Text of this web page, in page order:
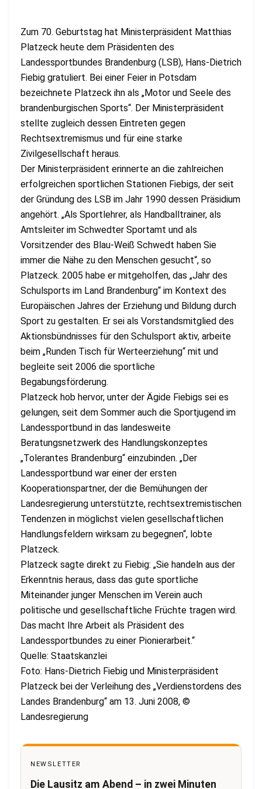
Zum 70. Geburtstag hat Ministerpräsident Matthias
Platzeck heute dem Präsidenten des
Landessportbundes Brandenburg (LSB), Hans-Dietrich
Fiebig gratuliert. Bei einer Feier in Potsdam
bezeichnete Platzeck ihn als „Motor und Seele des
brandenburgischen Sports“. Der Ministerpräsident
stellte zugleich dessen Eintreten gegen
Rechtsextremismus und für eine starke
Zivilgesellschaft heraus.
Der Ministerpräsident erinnerte an die zahlreichen
erfolgreichen sportlichen Stationen Fiebigs, der seit
der Gründung des LSB im Jahr 1990 dessen Präsidium
angehört. „Als Sportlehrer, als Handballtrainer, als
Amtsleiter im Schwedter Sportamt und als
Vorsitzender des Blau-Weiß Schwedt haben Sie
immer die Nähe zu den Menschen gesucht“, so
Platzeck. 2005 habe er mitgeholfen, das „Jahr des
Schulsports im Land Brandenburg“ im Kontext des
Europäischen Jahres der Erziehung und Bildung durch
Sport zu gestalten. Er sei als Vorstandsmitglied des
Aktionsbündnisses für den Schulsport aktiv, arbeite
beim „Runden Tisch für Werteerziehung“ mit und
begleite seit 2006 die sportliche
Begabungsförderung.
Platzeck hob hervor, unter der Ägide Fiebigs sei es
gelungen, seit dem Sommer auch die Sportjugend im
Landessportbund in das landesweite
Beratungsnetzwerk des Handlungskonzeptes
„Tolerantes Brandenburg“ einzubinden. „Der
Landessportbund war einer der ersten
Kooperationspartner, der die Bemühungen der
Landesregierung unterstützte, rechtsextremistischen
Tendenzen in möglichst vielen gesellschaftlichen
Handlungsfeldern wirksam zu begegnen“, lobte
Platzeck.
Platzeck sagte direkt zu Fiebig: „Sie handeln aus der
Erkenntnis heraus, dass das gute sportliche
Miteinander junger Menschen im Verein auch
politische und gesellschaftliche Früchte tragen wird.
Das macht Ihre Arbeit als Präsident des
Landessportbundes zu einer Pionierarbeit.“
Quelle: Staatskanzlei
Foto: Hans-Dietrich Fiebig und Ministerpräsident
Platzeck bei der Verleihung des „Verdienstordens des
Landes Brandenburg“ am 13. Juni 2008, ©
Landesregierung
NEWSLETTER
Die Lausitz am Abend – in zwei Minuten